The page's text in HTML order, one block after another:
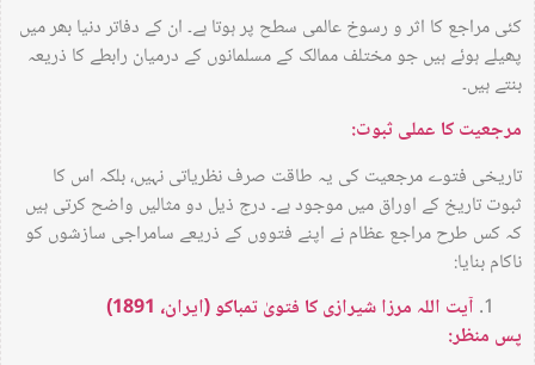
کئی مراجع کا اثر و رسوخ عالمی سطح پر ہوتا ہے۔ ان کے دفاتر دنیا بھر میں
پھیلے ہوئے ہیں جو مختلف ممالک کے مسلمانوں کے درمیان رابطے کا ذریعہ
بنتے ہیں۔
مرجعیت کا عملی ثبوت:
تاریخی فتوے مرجعیت کی یہ طاقت صرف نظریاتی نہیں، بلکہ اس کا
ثبوت تاریخ کے اوراق میں موجود ہے۔ درج ذیل دو مثالیں واضح کرتی ہیں
کہ کس طرح مراجع عظام نے اپنے فتووں کے ذریعے سامراجی سازشوں کو
ناکام بنایا:
آیت اللہ مرزا شیرازی کا فتویٰ تمباکو (ایران، 1891)
پس منظر: